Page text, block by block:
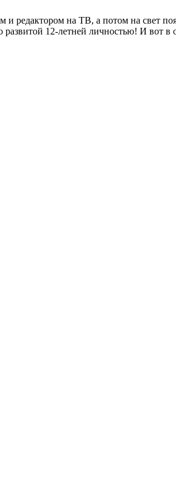
редактором на ТВ, а потом на свет
12-летней личностью! И вот в